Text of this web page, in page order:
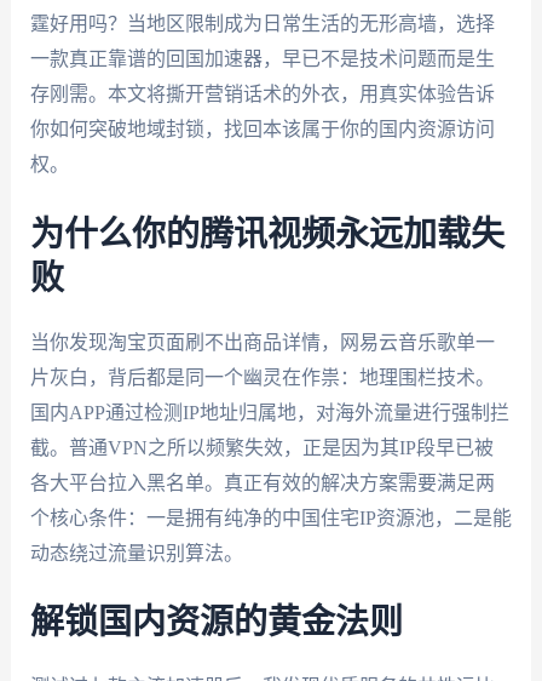
霆好用吗？当地区限制成为日常生活的无形高墙，选择
一款真正靠谱的回国加速器，早已不是技术问题而是生
存刚需。本文将撕开营销话术的外衣，用真实体验告诉
你如何突破地域封锁，找回本该属于你的国内资源访问
权。
为什么你的腾讯视频永远加载失
败
当你发现淘宝页面刷不出商品详情，网易云音乐歌单一
片灰白，背后都是同一个幽灵在作祟：地理围栏技术。
国内APP通过检测IP地址归属地，对海外流量进行强制拦
截。普通VPN之所以频繁失效，正是因为其IP段早已被
各大平台拉入黑名单。真正有效的解决方案需要满足两
个核心条件：一是拥有纯净的中国住宅IP资源池，二是能
动态绕过流量识别算法。
解锁国内资源的黄金法则